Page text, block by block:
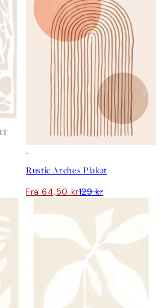
Rustic Arches Plakat
Fra 64,50 kr129 kr